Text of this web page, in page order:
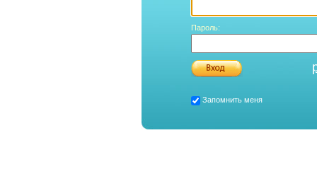
Пароль:
Запомнить меня